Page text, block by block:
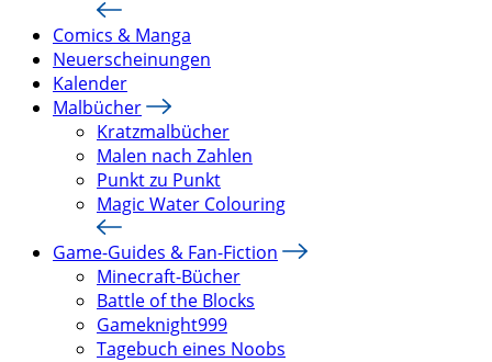
Comics & Manga
Neuerscheinungen
Kalender
Malbücher
Kratzmalbücher
Malen nach Zahlen
Punkt zu Punkt
Magic Water Colouring
Game-Guides & Fan-Fiction
Minecraft-Bücher
Battle of the Blocks
Gameknight999
Tagebuch eines Noobs